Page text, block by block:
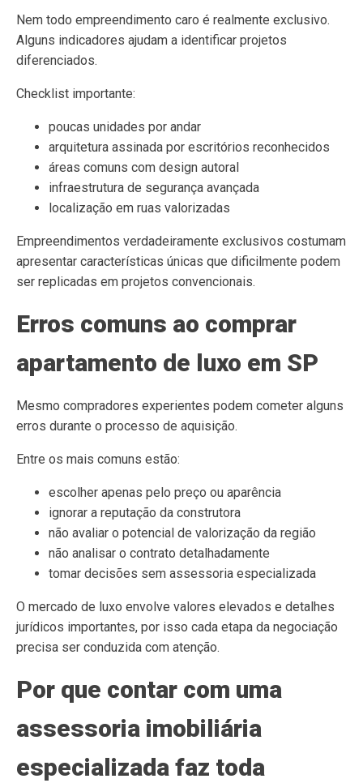
Nem todo empreendimento caro é realmente exclusivo.
Alguns indicadores ajudam a identificar projetos
diferenciados.
Checklist importante:
poucas unidades por andar
arquitetura assinada por escritórios reconhecidos
áreas comuns com design autoral
infraestrutura de segurança avançada
localização em ruas valorizadas
Empreendimentos verdadeiramente exclusivos costumam
apresentar características únicas que dificilmente podem
ser replicadas em projetos convencionais.
Erros comuns ao comprar
apartamento de luxo em SP
Mesmo compradores experientes podem cometer alguns
erros durante o processo de aquisição.
Entre os mais comuns estão:
escolher apenas pelo preço ou aparência
ignorar a reputação da construtora
não avaliar o potencial de valorização da região
não analisar o contrato detalhadamente
tomar decisões sem assessoria especializada
O mercado de luxo envolve valores elevados e detalhes
jurídicos importantes, por isso cada etapa da negociação
precisa ser conduzida com atenção.
Por que contar com uma
assessoria imobiliária
especializada faz toda